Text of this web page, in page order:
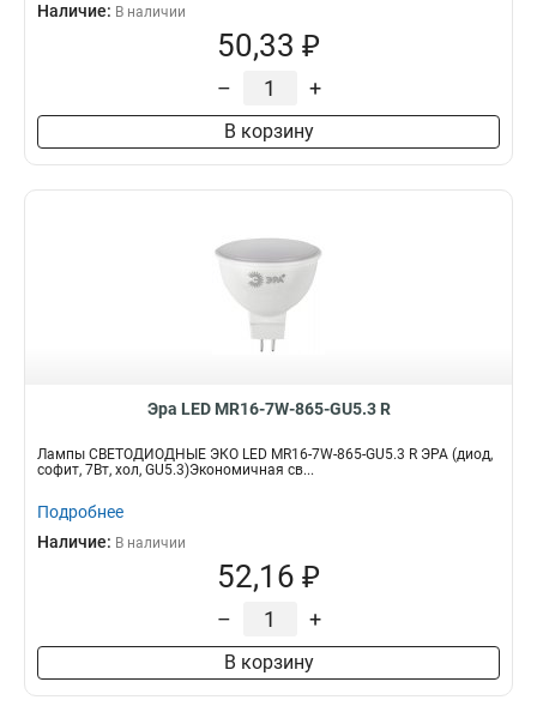
Наличие: В наличии
50,33 ₽
– +
В корзину
Эра LED MR16-7W-865-GU5.3 R
Лампы СВЕТОДИОДНЫЕ ЭКО LED MR16-7W-865-GU5.3 R ЭРА (диод,
софит, 7Вт, хол, GU5.3)Экономичная св...
Подробнее
Наличие: В наличии
52,16 ₽
– +
В корзину